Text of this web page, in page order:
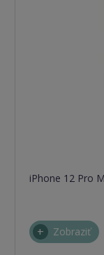
iPhone 12 Pro
Zobraziť